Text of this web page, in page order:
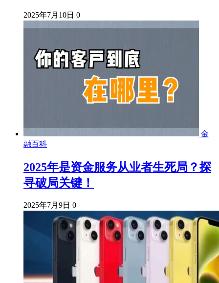
2025年7月10日 0
金
融百科
2025年是资金服务从业者生死局？探
寻破局关键！
2025年7月9日 0